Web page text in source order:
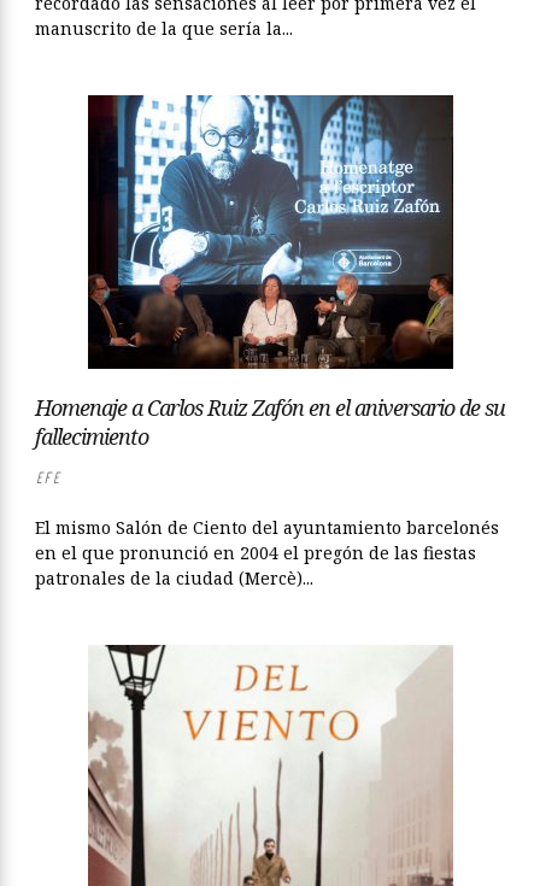
manuscrito de la que sería la...
Homenaje a Carlos Ruiz Zafón en el aniversario de su
fallecimiento
EFE
El mismo Salón de Ciento del ayuntamiento barcelonés
en el que pronunció en 2004 el pregón de las fiestas
patronales de la ciudad (Mercè)...